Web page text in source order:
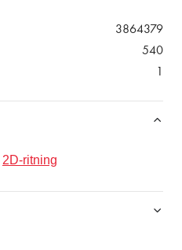
3864379
540
1
2D-ritning